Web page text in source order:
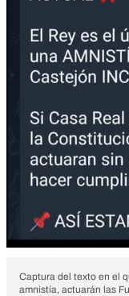
Captura del texto en el
amnistía, actuarán las